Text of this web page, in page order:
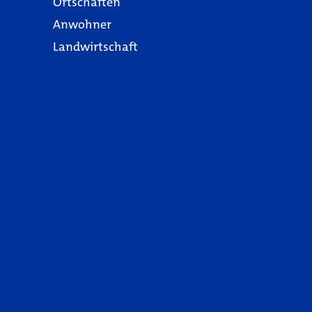
Anwohner
Landwirtschaft